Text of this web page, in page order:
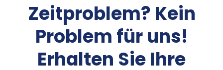
Zeitproblem? Kein
Problem für uns!
Erhalten Sie Ihre